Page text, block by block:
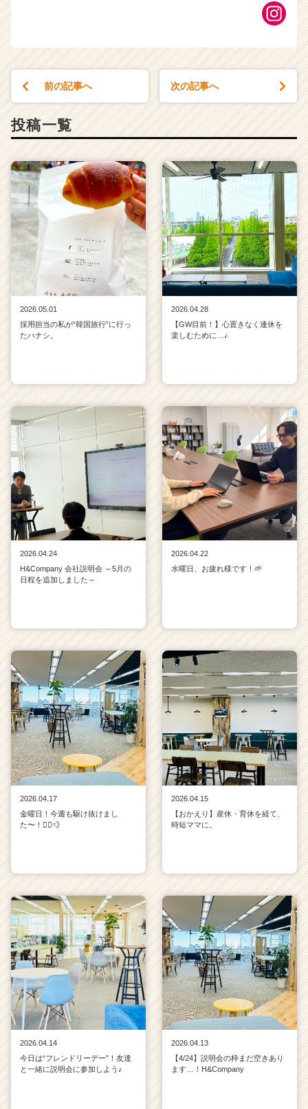
前の記事へ 次の記事へ
投稿一覧
2026.05.01
採用担当の私が“韓国旅行”に行っ
たハナシ。
2026.04.28
【GW目前！】心置きなく連休を
楽しむために…♪
2026.04.24
H&Company 会社説明会 ～5月の
日程を追加しました～
2026.04.22
水曜日、お疲れ様です！🌱
2026.04.17
金曜日！今週も駆け抜けまし
た〜！🏃‍♀️💨
2026.04.15
【おかえり】産休・育休を経て、
時短ママに。
2026.04.14
今日は“フレンドリーデー”！友達
と一緒に説明会に参加しよう♪
2026.04.13
【4/24】説明会の枠まだ空きあり
ます…！H&Company